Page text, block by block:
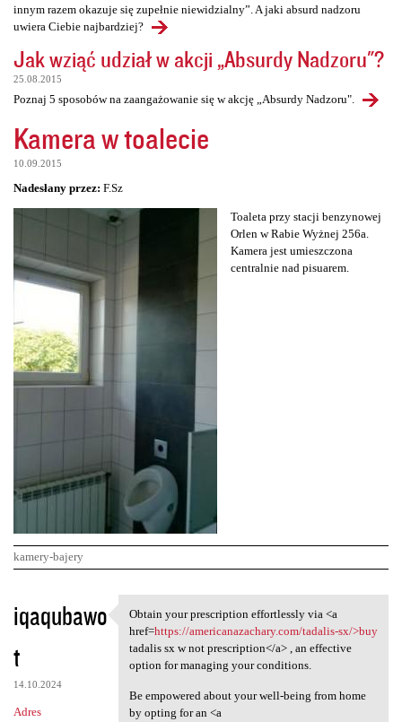
innym razem okazuje się zupełnie niewidzialny”. A jaki absurd nadzoru
uwiera Ciebie najbardziej?
Jak wziąć udział w akcji „Absurdy Nadzoru"?
25.08.2015
Poznaj 5 sposobów na zaangażowanie się w akcję „Absurdy Nadzoru".
Kamera w toalecie
10.09.2015
Nadesłany przez: F.Sz
Toaleta przy stacji benzynowej
Orlen w Rabie Wyżnej 256a.
Kamera jest umieszczona
centralnie nad pisuarem.
kamery-bajery
K
o
m
e
n
iqaqubawo
t
14.10.2024
Adres
Obtain your prescription
Obtain your prescription effortlessly via <a
href=https://americanazachary.com/tadalis-sx/>buy
tadalis sx w not prescription</a> , an effective
option for managing your conditions.
Be empowered about your well-being from home
by opting for an <a